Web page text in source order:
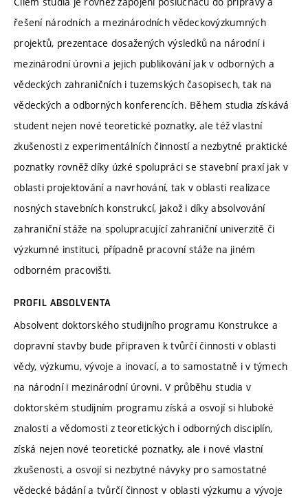
řešení národních a mezinárodních vědeckovýzkumných
projektů, prezentace dosažených výsledků na národní i
mezinárodní úrovni a jejich publikování jak v odborných a
vědeckých zahraničních i tuzemských časopisech, tak na
vědeckých a odborných konferencích. Během studia získává
student nejen nové teoretické poznatky, ale též vlastní
zkušenosti z experimentálních činností a nezbytné praktické
poznatky rovněž díky úzké spolupráci se stavební praxí jak v
oblasti projektování a navrhování, tak v oblasti realizace
nosných stavebních konstrukcí, jakož i díky absolvování
zahraniční stáže na spolupracující zahraniční univerzitě či
výzkumné instituci, případně pracovní stáže na jiném
odborném pracovišti.
PROFIL ABSOLVENTA
Absolvent doktorského studijního programu Konstrukce a
dopravní stavby bude připraven k tvůrčí činnosti v oblasti
vědy, výzkumu, vývoje a inovací, a to samostatně i v týmech
na národní i mezinárodní úrovni. V průběhu studia v
doktorském studijním programu získá a osvojí si hluboké
znalosti a vědomosti z teoretických i odborných disciplín,
získá nejen nové teoretické poznatky, ale i nové vlastní
zkušenosti, a osvojí si nezbytné návyky pro samostatné
vědecké bádání a tvůrčí činnost v oblasti výzkumu a vývoje